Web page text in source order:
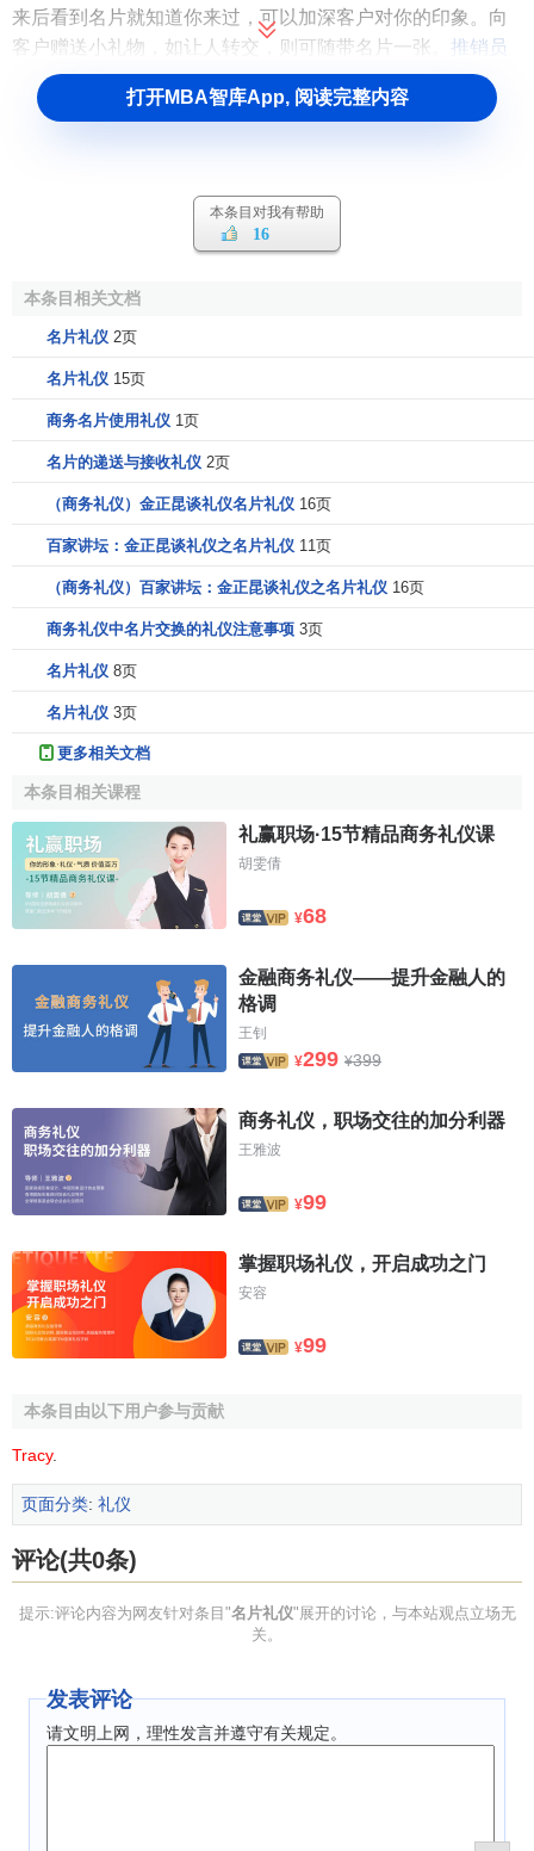
来后看到名片就知道你来过，可以加深客户对你的印象。向
客户赠送小礼物，如让人转交，则可随带名片一张。 推销员
还可以抓住某些潜在客户聚会的时机大规模派发名片。
打开MBA智库App, 阅读完整内容
本条目对我有帮助
16
本条目相关文档
名片礼仪 2页
名片礼仪 15页
商务名片使用礼仪 1页
名片的递送与接收礼仪 2页
（商务礼仪）金正昆谈礼仪名片礼仪 16页
百家讲坛：金正昆谈礼仪之名片礼仪 11页
（商务礼仪）百家讲坛：金正昆谈礼仪之名片礼仪 16页
商务礼仪中名片交换的礼仪注意事项 3页
名片礼仪 8页
名片礼仪 3页
更多相关文档
本条目相关课程
礼赢职场·15节精品商务礼仪课
胡雯倩
¥68
金融商务礼仪——提升金融人的
格调
王钊
¥299 ¥399
商务礼仪，职场交往的加分利器
王雅波
¥99
掌握职场礼仪，开启成功之门
安容
¥99
本条目由以下用户参与贡献
Tracy.
页面分类: 礼仪
评论(共0条)
提示:评论内容为网友针对条目"名片礼仪"展开的讨论，与本站观点立场无
关。
发表评论
请文明上网，理性发言并遵守有关规定。